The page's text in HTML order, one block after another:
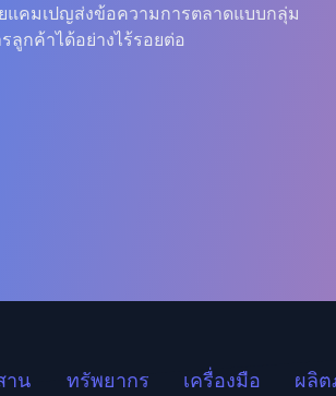
แคมเปญส่งข้อความการตลาดแบบกลุ่ม
ลูกค้าได้อย่างไร้รอยต่อ
าน
ทรัพยากร เครื่องมือ ผลิ